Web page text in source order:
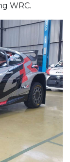
WRC.